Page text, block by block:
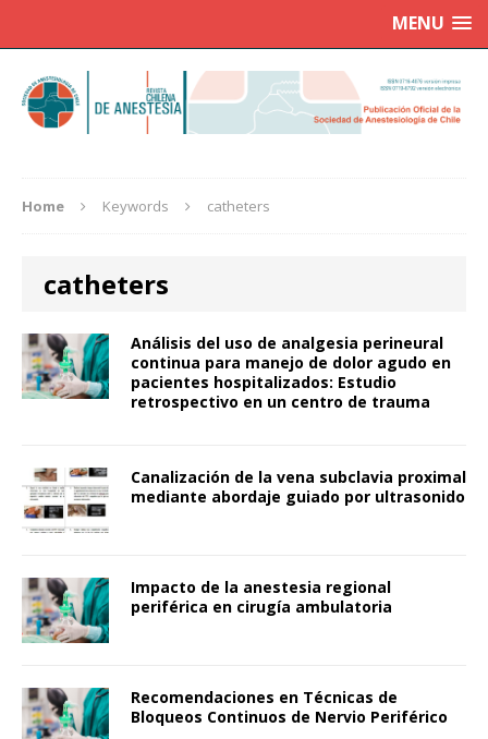
MENU
Home Keywords catheters
catheters
Análisis del uso de analgesia perineural
continua para manejo de dolor agudo en
pacientes hospitalizados: Estudio
retrospectivo en un centro de trauma
Canalización de la vena subclavia proximal
mediante abordaje guiado por ultrasonido
Impacto de la anestesia regional
periférica en cirugía ambulatoria
Recomendaciones en Técnicas de
Bloqueos Continuos de Nervio Periférico